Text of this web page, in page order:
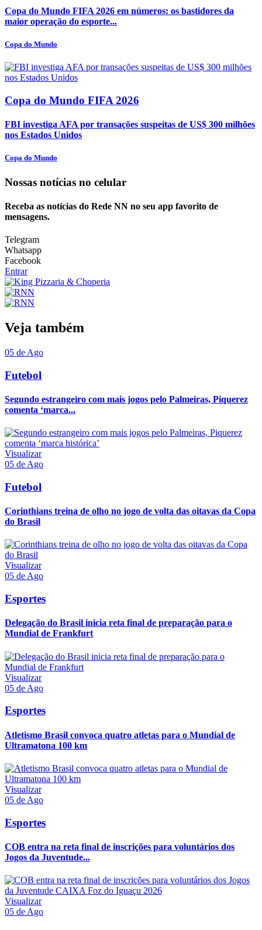
Copa do Mundo FIFA 2026 em números: os bastidores da
maior operação do esporte...
Copa do Mundo
Copa do Mundo FIFA 2026
FBI investiga AFA por transações suspeitas de US$ 300 milhões
nos Estados Unidos
Copa do Mundo
Nossas notícias no celular
Receba as notícias do Rede NN no seu app favorito de
mensagens.
Telegram
Whatsapp
Facebook
Entrar
Veja também
05 de Ago
Futebol
Segundo estrangeiro com mais jogos pelo Palmeiras, Piquerez
comenta ‘marca...
Visualizar
05 de Ago
Futebol
Corinthians treina de olho no jogo de volta das oitavas da Copa
do Brasil
Visualizar
05 de Ago
Esportes
Delegação do Brasil inicia reta final de preparação para o
Mundial de Frankfurt
Visualizar
05 de Ago
Esportes
Atletismo Brasil convoca quatro atletas para o Mundial de
Ultramatona 100 km
Visualizar
05 de Ago
Esportes
COB entra na reta final de inscrições para voluntários dos
Jogos da Juventude...
Visualizar
05 de Ago